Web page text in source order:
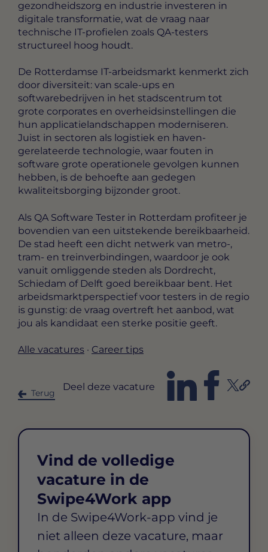
gezondheidszorg en industrie investeren in
digitale transformatie, wat de vraag naar
technische IT-profielen zoals QA-testers
structureel hoog houdt.
De Rotterdamse IT-arbeidsmarkt kenmerkt zich
door diversiteit: van scale-ups en
softwarebedrijven in het stadscentrum tot
grote corporates en overheidsinstellingen die
hun applicatielandschappen moderniseren.
Juist in sectoren als logistiek en haven-
gerelateerde technologie, waar fouten in
software grote operationele gevolgen kunnen
hebben, is de behoefte aan gedegen
kwaliteitsborging bijzonder groot.
Als QA Software Tester in Rotterdam profiteer je
bovendien van een uitstekende bereikbaarheid.
De stad heeft een dicht netwerk van metro-,
tram- en treinverbindingen, waardoor je ook
vanuit omliggende steden als Dordrecht,
Schiedam of Delft goed bereikbaar bent. Het
arbeidsmarktperspectief voor testers in de regio
is gunstig: de vraag overtreft het aanbod, wat
jou als kandidaat een sterke positie geeft.
Alle vacatures · Career tips
Terug
Deel deze vacature
Vind de volledige
vacature in de
Swipe4Work app
In de Swipe4Work-app vind je
niet alleen deze vacature, maar